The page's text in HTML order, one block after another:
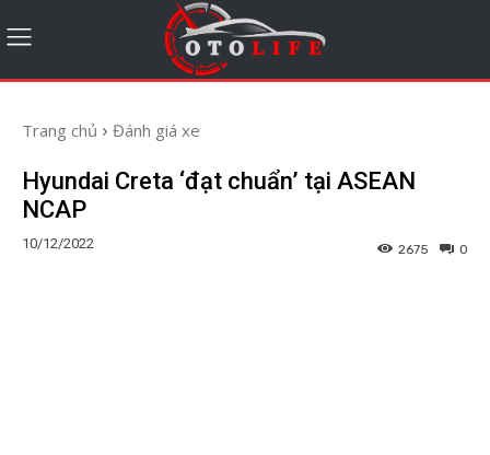
Trang chủ Đánh giá xe
Hyundai Creta ‘đạt chuẩn’ tại ASEAN
NCAP
10/12/2022 0
2675